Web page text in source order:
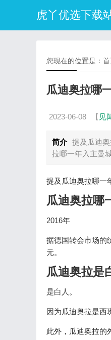
虎丫优选下载
您现在的位置是：
瓜迪奥拉哪
2023-06-08 【 见
简介 提及瓜迪
拉哪一年入主曼
提及瓜迪奥拉哪一
瓜迪奥拉哪
2016年
据德国转会市场的
元。
瓜迪奥拉是
是白人。
因为瓜迪奥拉是西
此外，瓜迪奥拉的